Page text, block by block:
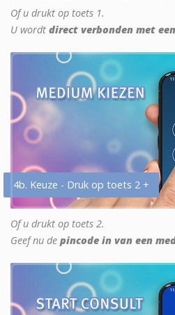
Of u drukt op toets 1.
U wordt direct verbonden met
4b. Keuze - Druk op toets 2 +
Of u drukt op toets 2.
Geef nu de pincode in van een